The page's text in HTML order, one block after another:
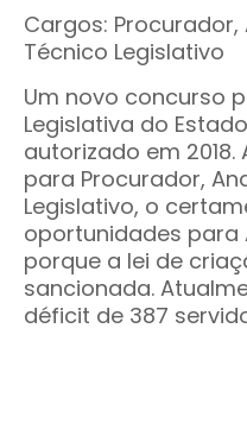
Cargos:
Técnico Legislativo
Um novo concurso
Legislativa do
autorizado em
para Procurador,
Legislativo, o
oportunidades para
porque a lei de
sancionada.
déficit de 387